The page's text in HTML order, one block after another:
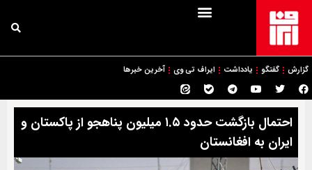
گزارش گفتگو یادداشت ایراف تی وی آخرین خبرها
احتمال بازگشت حدود ۱.۵ میلیون پناهجو از پاکستان و
ایران به افغانستان